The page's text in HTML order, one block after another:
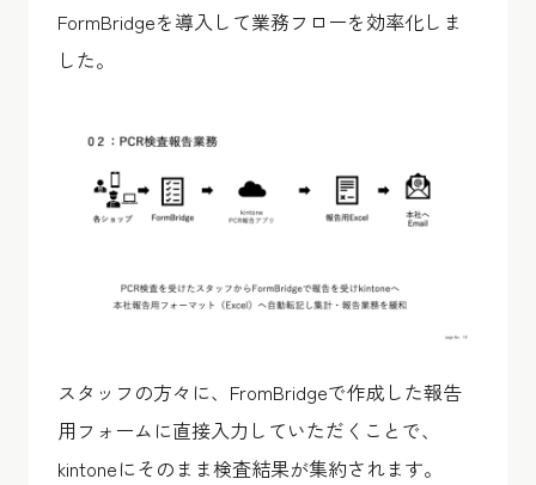
FormBridgeを導入して業務フローを効率化しま
した。
スタッフの方々に、FromBridgeで作成した報告
用フォームに直接入力していただくことで、
kintoneにそのまま検査結果が集約されます。